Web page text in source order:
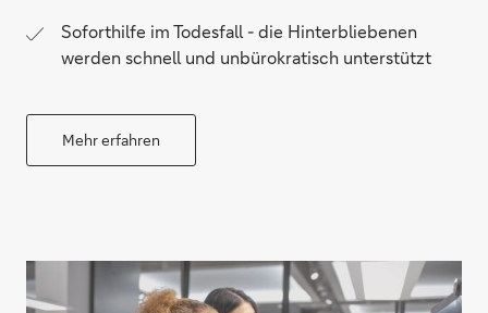
Soforthilfe im Todesfall - die Hinterbliebenen
werden schnell und unbürokratisch unterstützt
Mehr erfahren